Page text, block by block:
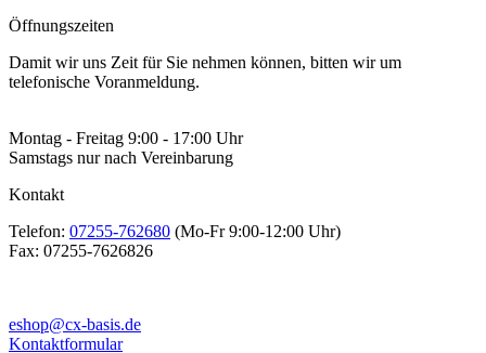
Öffnungszeiten
Damit wir uns Zeit für Sie nehmen können, bitten wir um
telefonische Voranmeldung.
Montag - Freitag 9:00 - 17:00 Uhr
Samstags nur nach Vereinbarung
Kontakt
Telefon: 07255-762680 (Mo-Fr 9:00-12:00 Uhr)
Fax: 07255-7626826
eshop@cx-basis.de
Kontaktformular